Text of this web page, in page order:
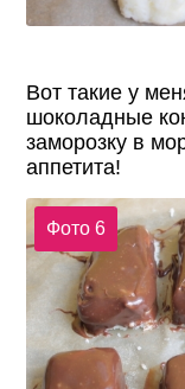
Вот такие у
шоколадные
заморозку в
аппетита!
Фото 6